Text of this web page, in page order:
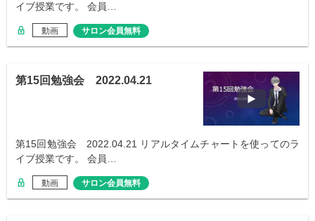
イブ授業です。 会員…
動画 サロン会員無料
第15回勉強会 2022.04.21
第15回勉強会 2022.04.21 リアルタイムチャートを使ってのラ
イブ授業です。 会員…
動画 サロン会員無料